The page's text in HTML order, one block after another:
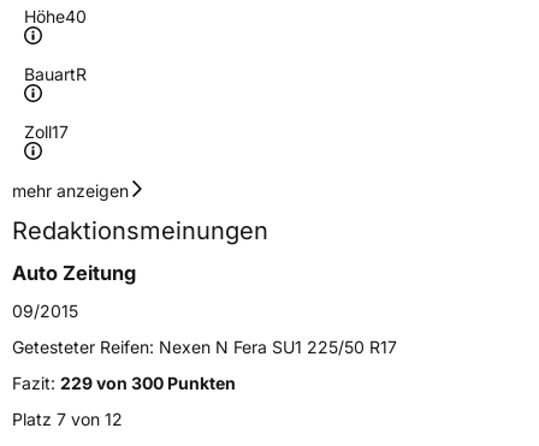
Höhe40
BauartR
Zoll17
Geschwindigkeitsindex
Höchstgeschwindigkeit
270 km/h
Lastindex98
Höchstlast750 kg
Gewicht (in kg)13,21 kg
Generelle Merkmale
mehr anzeigen
Redaktionsmeinungen
Auto Zeitung
09/2015
Getesteter Reifen: Nexen N Fera SU1 225/50 R17
Fazit: 229 von 300 Punkten
Platz 7 von 12